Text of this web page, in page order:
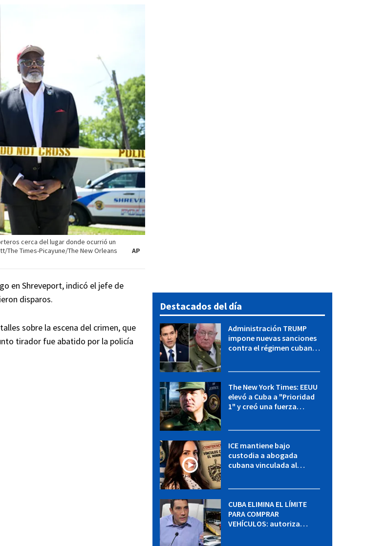
cerca del lugar donde ocurrió un
The Times-Picayune/The New Orleans
AP
en Shreveport, indicó el jefe de
disparos.
sobre la escena del crimen, que
tirador fue abatido por la policía
Destacados del día
Administración TRUMP
impone nuevas sanciones
contra el régimen cubano:
The New York Times: EEUU
elevó a Cuba a "Prioridad
1" y creó una fuerza
ICE mantiene bajo
custodia a abogada
cubana vinculada al
CUBA ELIMINA EL LÍMITE
PARA COMPRAR
VEHÍCULOS: autoriza